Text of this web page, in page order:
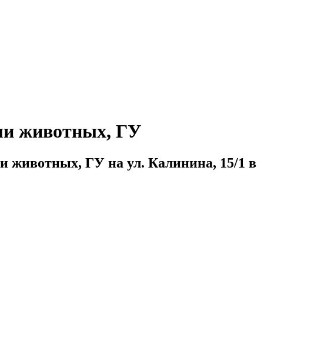
животных, ГУ
животных, ГУ на ул. Калинина, 15/1 в